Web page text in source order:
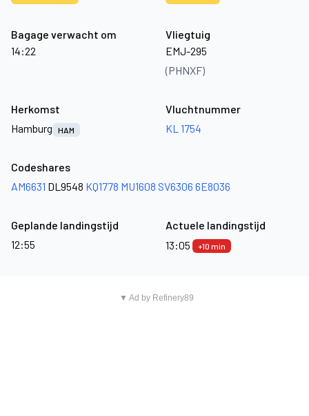
Bagage verwacht om
14:22
Vliegtuig
EMJ-295
(PHNXF)
Herkomst
Hamburg
HAM
Vluchtnummer
KL 1754
Codeshares
AM6631 DL9548 KQ1778 MU1608 SV6306 6E8036
Geplande landingstijd
12:55
Actuele landingstijd
13:05
+10 min
▼ Ad by Refinery89